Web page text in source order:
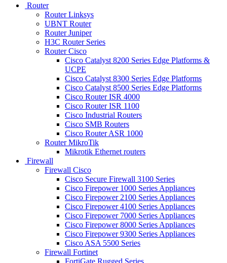
Router
Router Linksys
UBNT Router
Router Juniper
H3C Router Series
Router Cisco
Cisco Catalyst 8200 Series Edge Platforms &
UCPE
Cisco Catalyst 8300 Series Edge Platforms
Cisco Catalyst 8500 Series Edge Platforms
Cisco Router ISR 4000
Cisco Router ISR 1100
Cisco Industrial Routers
Cisco SMB Routers
Cisco Router ASR 1000
Router MikroTik
Mikrotik Ethernet routers
Firewall
Firewall Cisco
Cisco Secure Firewall 3100 Series
Cisco Firepower 1000 Series Appliances
Cisco Firepower 2100 Series Appliances
Cisco Firepower 4100 Series Appliances
Cisco Firepower 7000 Series Appliances
Cisco Firepower 8000 Series Appliances
Cisco Firepower 9300 Series Appliances
Cisco ASA 5500 Series
Firewall Fortinet
FortiGate Rugged Series